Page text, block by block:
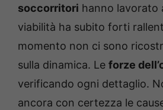
soccorritori hanno lavorato
viabilità ha subito forti
momento non ci sono
sulla dinamica. Le forze
verificando ogni dettaglio.
ancora con certezza le